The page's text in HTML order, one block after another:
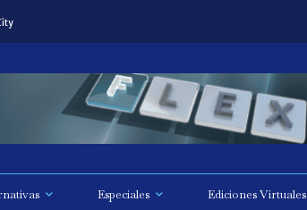
Especiales Ediciones Virtuales